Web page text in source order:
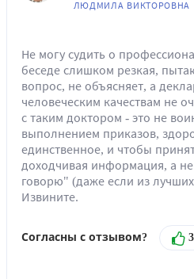
ЛЮДМИЛА ВИКТОРОВНА
Не могу судить о
беседе слишком резкая,
вопрос, не объясняет, а
человеческим качествам не
с таким доктором - это не
выполнением приказов,
единственное, и чтобы
доходчивая информация, а
говорю" (даже если из
Извините.
Согласны с отзывом? 3